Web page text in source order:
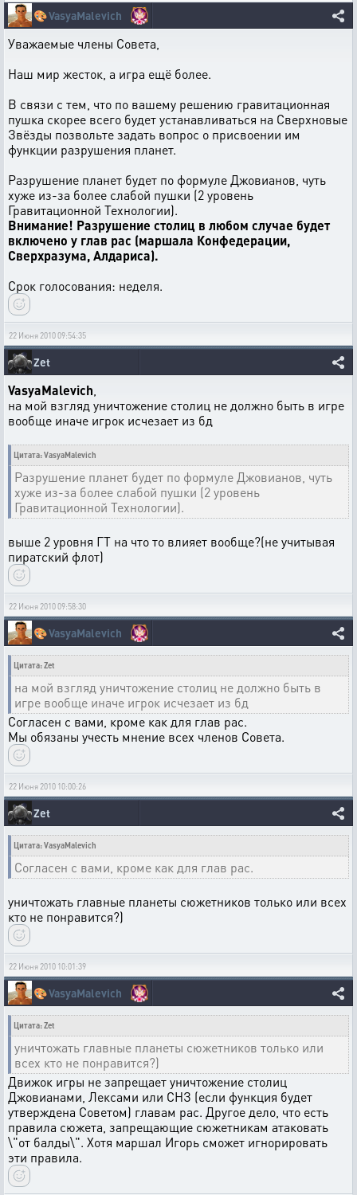
🎨VasyaMalevich
Уважаемые члены Совета,
Наш мир жесток, а игра ещё более.
В связи с тем, что по вашему решению гравитационная
пушка скорее всего будет устанавливаться на Сверхновые
Звёзды позвольте задать вопрос о присвоении им
функции разрушения планет.
Разрушение планет будет по формуле Джовианов, чуть
хуже из-за более слабой пушки (2 уровень
Гравитационной Технологии).
Внимание! Разрушение столиц в любом случае будет
включено у глав рас (маршала Конфедерации,
Сверхразума, Алдариса).
Срок голосования: неделя.
22 Июня 2010 09:54:35
Zet
VasyaMalevich
на мой взгляд уничтожение столиц не должно быть в игре
вообще иначе игрок исчезает из бд
Цитата: VasyaMalevich
Разрушение планет будет по формуле Джовианов, чуть
хуже из-за более слабой пушки (2 уровень
Гравитационной Технологии).
выше 2 уровня ГТ на что то влияет вообще?(не учитывая
пиратский флот)
22 Июня 2010 09:58:30
🎨VasyaMalevich
Цитата: Zet
на мой взгляд уничтожение столиц не должно быть в
игре вообще иначе игрок исчезает из бд
Согласен с вами, кроме как для глав рас.
Мы обязаны учесть мнение всех членов Совета.
22 Июня 2010 10:00:26
Zet
Цитата: VasyaMalevich
Согласен с вами, кроме как для глав рас.
уничтожать главные планеты сюжетников только или всех
кто не понравится?)
22 Июня 2010 10:01:39
🎨VasyaMalevich
Цитата: Zet
уничтожать главные планеты сюжетников только или
всех кто не понравится?)
Движок игры не запрещает уничтожение столиц
Джовианами, Лексами или СНЗ (если функция будет
утверждена Советом) главам рас. Другое дело, что есть
правила сюжета, запрещающие сюжетникам атаковать
\"от балды\". Хотя маршал Игорь сможет игнорировать
эти правила.